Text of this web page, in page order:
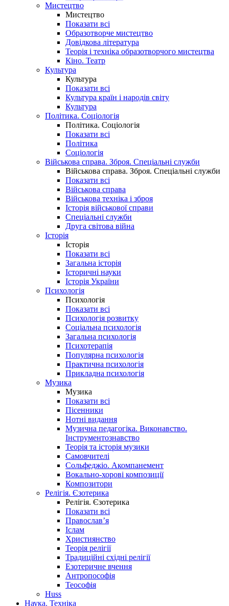
Мистецтво
Мистецтво
Показати всі
Образотворче мистецтво
Довідкова література
Теорія і техніка образотворчого мистецтва
Кіно. Театр
Культура
Культура
Показати всі
Культура країн і народів світу
Культура
Політика. Соціологія
Політика. Соціологія
Показати всі
Політика
Соціологія
Військова справа. Зброя. Спеціальні служби
Військова справа. Зброя. Спеціальні служби
Показати всі
Військова справа
Військова техніка і зброя
Історія військової справи
Спеціальні служби
Друга світова війна
Історія
Історія
Показати всі
Загальна історія
Історичні науки
Історія України
Психологія
Психологія
Показати всі
Психологія розвитку
Соціальна психологія
Загальна психологія
Психотерапія
Популярна психологія
Практична психологія
Прикладна психологія
Музика
Музика
Показати всі
Пісенники
Нотні видання
Музична педагогіка. Виконавство.
Інструментознавство
Теорія та історія музики
Самовчителі
Сольфеджіо. Акомпанемент
Вокально-хорові композиції
Композитори
Релігія. Єзотерика
Релігія. Єзотерика
Показати всі
Православ’я
Іслам
Християнство
Теорія релігії
Традиційні східні релігії
Езотеричне вчення
Антропософія
Теософія
Huss
Наука. Техніка